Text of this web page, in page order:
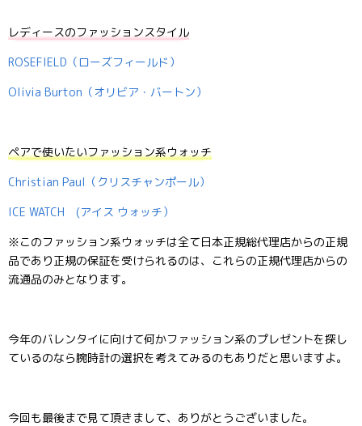
レディースのファッションスタイル
ROSEFIELD（ローズフィールド）
Olivia Burton（オリビア・バートン）
ペアで使いたいファッション系ウォッチ
Christian Paul（クリスチャンポール）
ICE WATCH (アイス ウォッチ）
※このファッション系ウォッチは全て日本正規総代理店からの正規
品であり正規の保証を受けられるのは、これらの正規代理店からの
流通品のみとなります。
今年のバレンタイに向けて何かファッション系のプレゼントを探し
ているのなら腕時計の選択を考えてみるのもありだと思いますよ。
今回も最後まで見て頂きまして、ありがとうございました。